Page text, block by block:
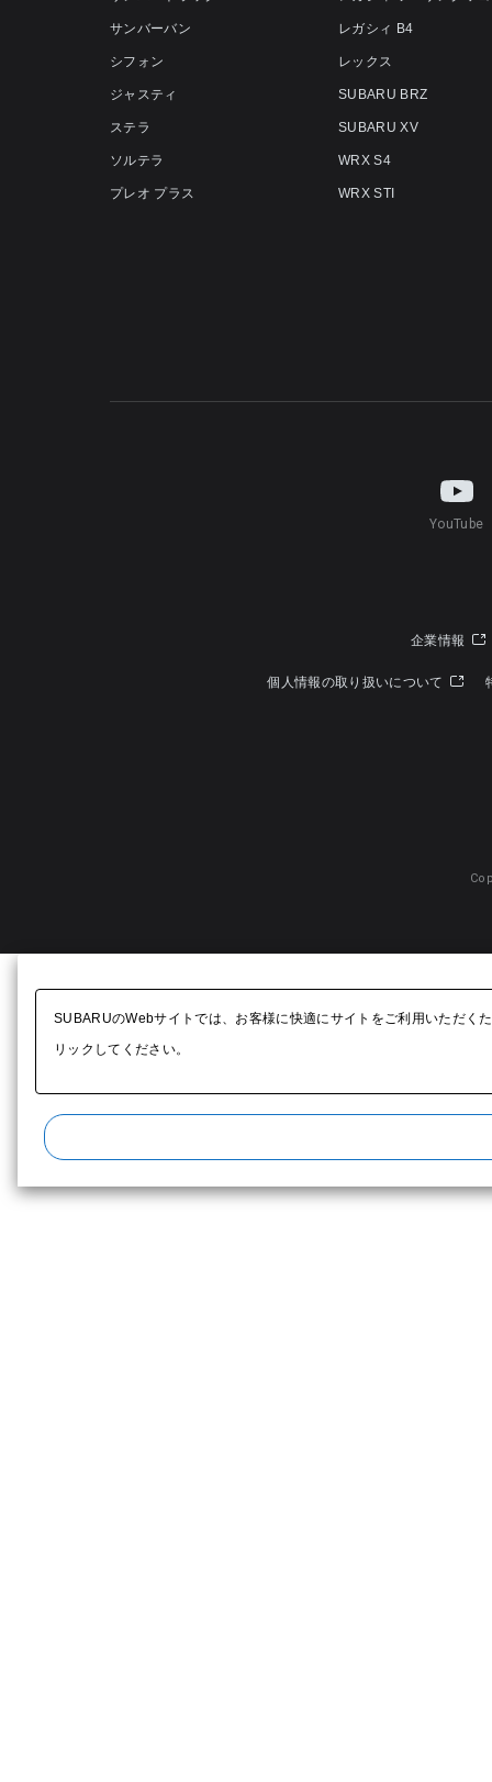
サンバーバン
シフォン
ジャスティ
ステラ
ソルテラ
プレオ プラス
レガシィ B4
レックス
SUBARU BRZ
SUBARU XV
WRX S4
WRX STI
YouTube
企業情報
個人情報の取り扱いについて
SUBARUのWebサイトでは、お客様に快適にサイトをご利用いただく
リックしてください。​